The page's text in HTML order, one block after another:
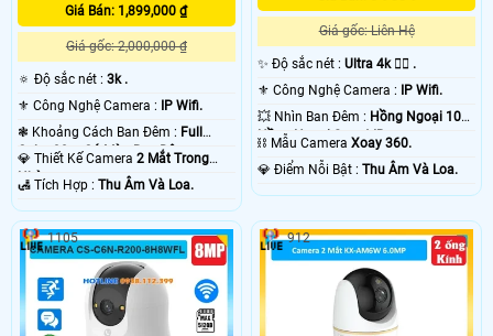
Giá Bán: 1,899,000 ₫
Giá gốc: 2,000,000 ₫
🔅 Độ sắc nét : 3k .
⚜️ Công Nghệ Camera : IP Wifi.
❃ Khoảng Cách Ban Đêm : Full
Color 30m Có Màu Ban Ðêm.
💎 Thiết Kế Camera 2 Mắt Trong
Nhà.
️🛃 Tích Hợp : Thu Âm Và Loa.
Giá gốc: Liên Hệ
✨ Độ sắc nét :Ultra 4k 👍🏾 .
⚜️ Công Nghệ Camera : IP Wifi.
💥 Nhìn Ban Đêm : Hồng Ngoại 10m
Hồng Ngoại Smart IR.
⛓ Mẫu CameraXoay 360.
️💎 Điểm Nỗi Bật :Thu Âm Và Loa.
1105 912